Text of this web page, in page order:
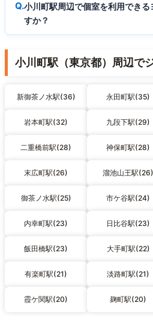
小川町駅周辺で個室を利用できる
すか？
小川町駅（東京都）周辺で
新御茶ノ水駅(36) 永田町駅(35)
岩本町駅(32) 九段下駅(29)
二重橋前駅(28) 神保町駅(28)
末広町駅(26) 溜池山王駅(26)
御茶ノ水駅(25) 市ケ谷駅(24)
内幸町駅(23) 日比谷駅(23)
飯田橋駅(23) 大手町駅(22)
有楽町駅(21) 淡路町駅(21)
霞ケ関駅(20) 麹町駅(20)